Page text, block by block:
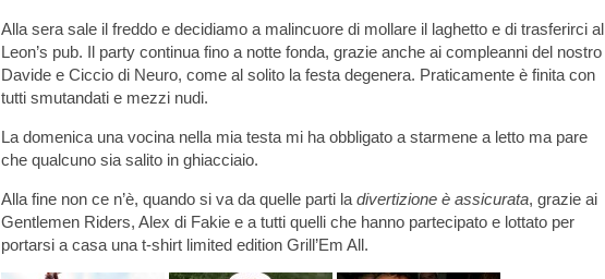
Alla sera sale il freddo e decidiamo a malincuore di mollare il laghetto e di trasferirci al
Leon’s pub. Il party continua fino a notte fonda, grazie anche ai compleanni del nostro
Davide e Ciccio di Neuro, come al solito la festa degenera. Praticamente è finita con
tutti smutandati e mezzi nudi.
La domenica una vocina nella mia testa mi ha obbligato a starmene a letto ma pare
che qualcuno sia salito in ghiacciaio.
Alla fine non ce n’è, quando si va da quelle parti la divertizione è assicurata, grazie ai
Gentlemen Riders, Alex di Fakie e a tutti quelli che hanno partecipato e lottato per
portarsi a casa una t-shirt limited edition Grill’Em All.